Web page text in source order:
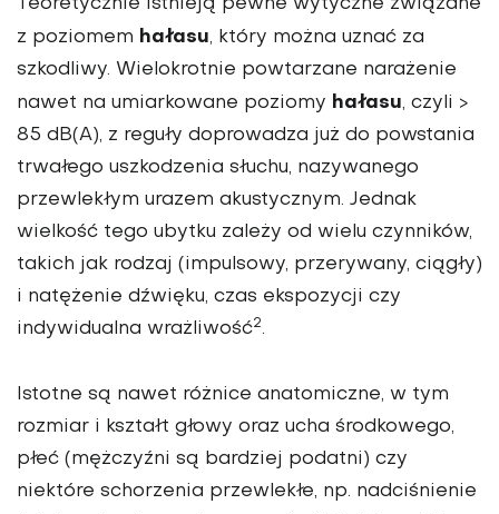
Teoretycznie istnieją pewne wytyczne związane
z poziomem hałasu, który można uznać za
szkodliwy. Wielokrotnie powtarzane narażenie
nawet na umiarkowane poziomy hałasu, czyli >
85 dB(A), z reguły doprowadza już do powstania
trwałego uszkodzenia słuchu, nazywanego
przewlekłym urazem akustycznym. Jednak
wielkość tego ubytku zależy od wielu czynników,
takich jak rodzaj (impulsowy, przerywany, ciągły)
i natężenie dźwięku, czas ekspozycji czy
indywidualna wrażliwość2.
Istotne są nawet różnice anatomiczne, w tym
rozmiar i kształt głowy oraz ucha środkowego,
płeć (mężczyźni są bardziej podatni) czy
niektóre schorzenia przewlekłe, np. nadciśnienie